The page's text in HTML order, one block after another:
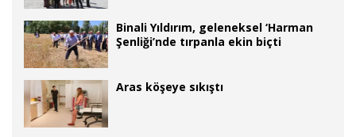
Binali Yıldırım, geleneksel ‘Harman
Şenliği’nde tırpanla ekin biçti
Aras köşeye sıkıştı